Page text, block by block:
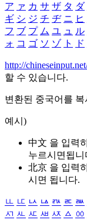
ア ァ カ サ ザ タ ダ
ギ シ ジ チ ヂ ニ ヒ
フ ブ プ ム ユ ュ ル
ォ コ ゴ ソ ゾ ト ド
http://
할 수 있습니다.
변환된 중국어를
예시)
中文 을 입력
누르시면됩니
北京 을 입력
시면 됩니다.
ㅥ ㅦ ㅧ ㅨ ㅩ ㅪ ㅫ
ㅺ ㅻ ㅼ ㅽ ㅾ ㅿ ㆀ